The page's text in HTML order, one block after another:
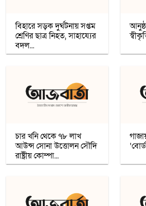
কাশ্মীরে কলেজ বন্ধ
উগান্ডার নির্বাচনে
জোরপূর্বক তুলে
বিহারে সড়ক দুর্ঘটনায়
সাহায্যের বদলে মাছ
বিহারে সড়ক দুর্ঘটনায় সপ্তম
শ্রেণির ছাত্র নিহত, সাহায্যের
বদল...
চার খনি থেকে ৭৮ লাখ
আউন্স সোনা উত্তোলন সৌদি
রাষ্ট্রীয় কোম্পা...